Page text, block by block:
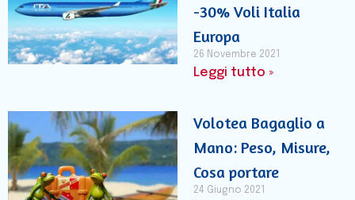
-30% Voli Italia
Europa
26 Novembre 2021
Leggi tutto »
Volotea Bagaglio a
Mano: Peso, Misure,
Cosa portare
24 Giugno 2021